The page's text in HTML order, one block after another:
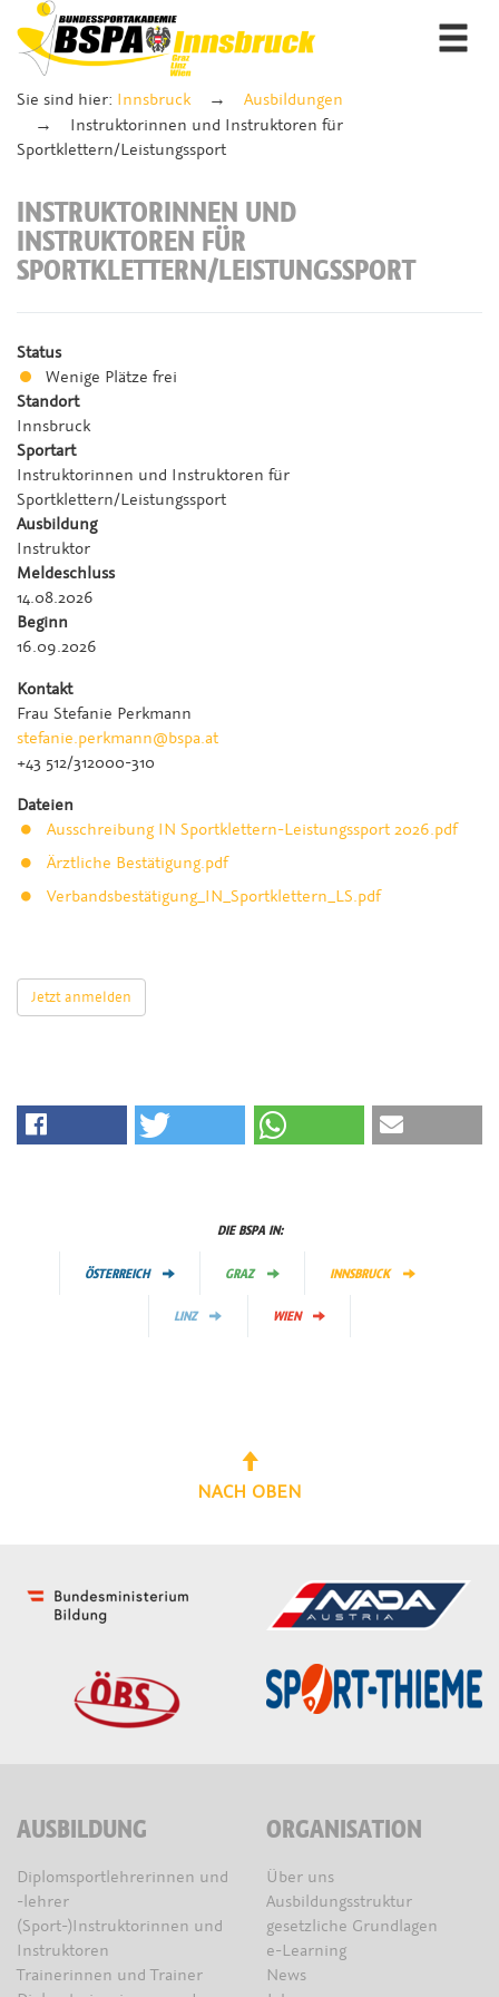
Sie sind hier: Innsbruck
Ausbildungen
Instruktorinnen und Instruktoren für
Sportklettern/Leistungssport
INSTRUKTORINNEN UND
INSTRUKTOREN FÜR
SPORTKLETTERN/LEISTUNGSSPORT
Status
Wenige Plätze frei
Standort
Innsbruck
Sportart
Instruktorinnen und Instruktoren für
Sportklettern/Leistungssport
Ausbildung
Instruktor
Meldeschluss
14.08.2026
Beginn
16.09.2026
Kontakt
Frau Stefanie Perkmann
stefanie.perkmann@bspa.at
+43 512/312000-310
Dateien
Ausschreibung IN Sportklettern-Leistungssport 2026.pdf
Ärztliche Bestätigung.pdf
Verbandsbestätigung_IN_Sportklettern_LS.pdf
Jetzt anmelden
DIE BSPA IN:
ÖSTERREICH GRAZ INNSBRUCK
LINZ WIEN
NACH OBEN
AUSBILDUNG
Diplomsportlehrerinnen und
-lehrer
(Sport-)Instruktorinnen und
Instruktoren
Trainerinnen und Trainer
ORGANISATION
Über uns
Ausbildungsstruktur
gesetzliche Grundlagen
e-Learning
News